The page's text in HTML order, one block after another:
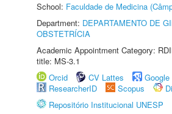
School: Faculdade de Medicina
Department: DEPARTAMENTO DE
OBSTETRÍCIA
Academic Appointment Category:
title: MS-3.1
Orcid
CV Lattes
ResearcherID
Scopus
Repositório Institucional UNESP